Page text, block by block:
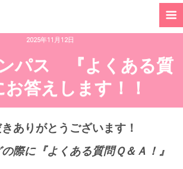
2025年11月12日
パス 『よくある質
お答えします！！
ありがとうございます！
際に『よくある質問Ｑ＆Ａ！』